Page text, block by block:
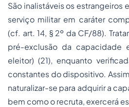
São inalistáveis os estrangeiros
serviço militar em caráter
(cf. art. 14, § 2º da CF/88).
pré-exclusão da capacidade
eleitor) (21), enquanto
constantes do dispositivo.
naturalizar-se para adquirir a
bem como o recruta, exercerá